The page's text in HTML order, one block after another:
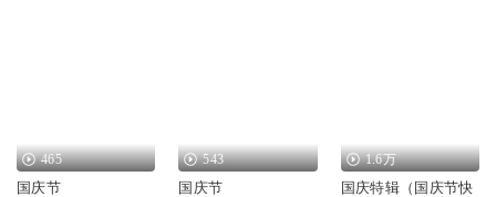
465
国庆节
543
国庆节
1.6万
国庆特辑（国庆节快